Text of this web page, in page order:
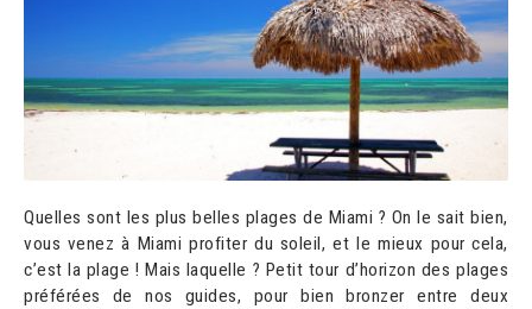
Quelles sont les plus belles plages de Miami ? On le sait bien,
vous venez à Miami profiter du soleil, et le mieux pour cela,
c’est la plage ! Mais laquelle ? Petit tour d’horizon des plages
préférées de nos guides, pour bien bronzer entre deux